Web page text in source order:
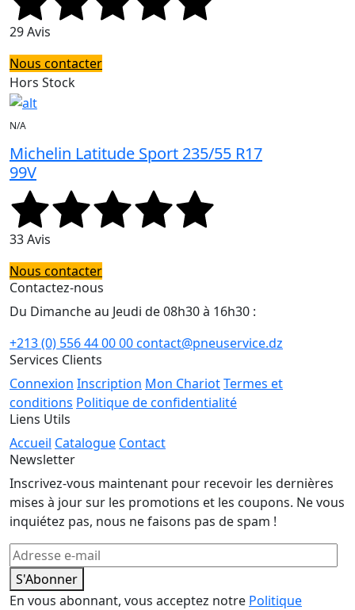
29 Avis
Nous contacter
Hors Stock
N/A
Michelin Latitude Sport 235/55 R17
99V
33 Avis
Nous contacter
Contactez-nous
Du Dimanche au Jeudi de 08h30 à 16h30 :
+213 (0) 556 44 00 00contact@pneuservice.dz
Services Clients
Connexion Inscription Mon ChariotTermes et
conditions Politique de confidentialité
Liens Utils
Accueil Catalogue Contact
Newsletter
Inscrivez-vous maintenant pour recevoir les dernières
mises à jour sur les promotions et les coupons. Ne vous
inquiétez pas, nous ne faisons pas de spam !
S'Abonner
En vous abonnant, vous acceptez notre Politique